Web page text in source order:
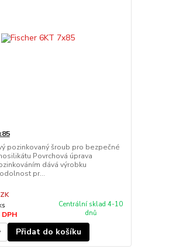
pozinkovaný šroub pro bezpečné
Povrchová úprava
dává výrobku
pr...
Centrální sklad 4-10
dnů
Přidat do košíku